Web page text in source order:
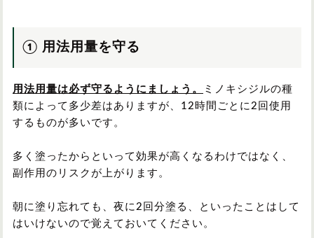
① 用法用量を守る
用法用量は必ず守るようにましょう。
ミノキシジルの種
類によって多少差はありますが、12時間ごとに2回使用
するものが多いです。
多く塗ったからといって効果が高くなるわけではなく、
副作用のリスクが上がります。
朝に塗り忘れても、夜に2回分塗る、といったことはして
はいけないので覚えておいてください。